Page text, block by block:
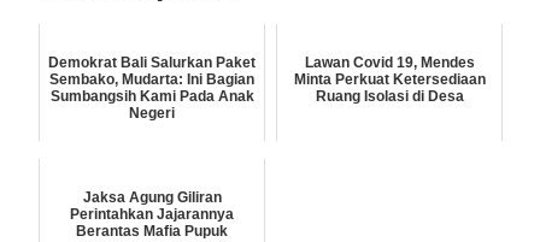
Demokrat Bali Salurkan Paket
Sembako, Mudarta: Ini Bagian
Sumbangsih Kami Pada Anak
Negeri
Lawan Covid 19, Mendes
Minta Perkuat Ketersediaan
Ruang Isolasi di Desa
Jaksa Agung Giliran
Perintahkan Jajarannya
Berantas Mafia Pupuk